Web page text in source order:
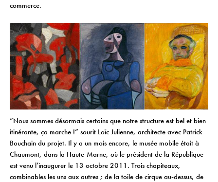
commerce.
“Nous sommes désormais certains que notre structure est bel et bien
itinérante, ça marche !” sourit Loïc Julienne, architecte avec Patrick
Bouchain du projet. Il y a un mois encore, le musée mobile était à
Chaumont, dans la Haute-Marne, où le président de la République
est venu l’inaugurer le 13 octobre 2011. Trois chapiteaux,
combinables les uns aux autres ; de la toile de cirque au-dessus, de